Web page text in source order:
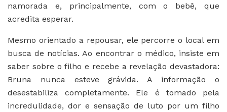
namorada e, principalmente, com o bebê, que
acredita esperar.
Mesmo orientado a repousar, ele percorre o local em
busca de notícias. Ao encontrar o médico, insiste em
saber sobre o filho e recebe a revelação devastadora:
Bruna nunca esteve grávida. A informação o
desestabiliza completamente. Ele é tomado pela
incredulidade, dor e sensação de luto por um filho